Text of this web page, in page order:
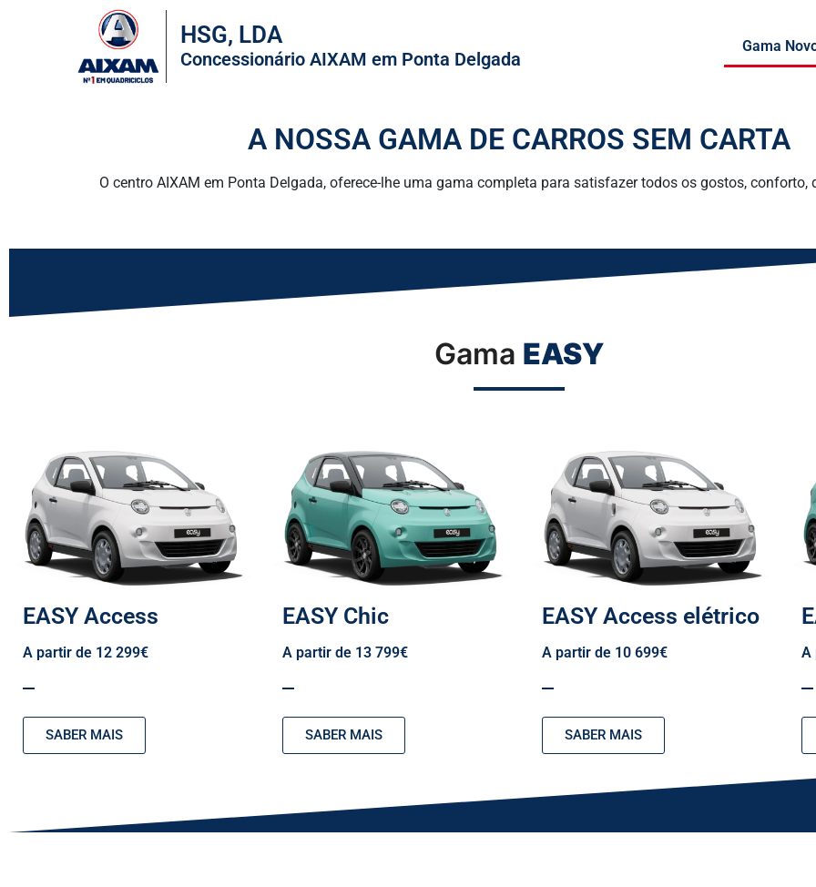
HSG, LDA
Concessionário AIXAM em Ponta Delgada
Gama
A NOSSA GAMA DE CARROS SEM CARTA
O centro AIXAM em Ponta Delgada, oferece-lhe uma gama completa para satisfazer todos os gostos, conforto,
Gama EASY
EASY Access
A partir de 12 299€
SABER MAIS
EASY Chic
A partir de 13 799€
SABER MAIS
EASY Access elétrico
A partir de 10 699€
SABER MAIS
A